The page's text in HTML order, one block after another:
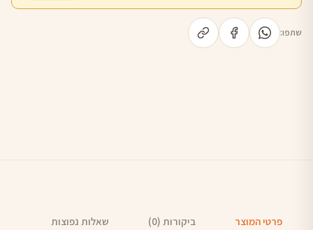
שתפו:
פרטי המוצר ביקורות (0) שאלות נפוצות